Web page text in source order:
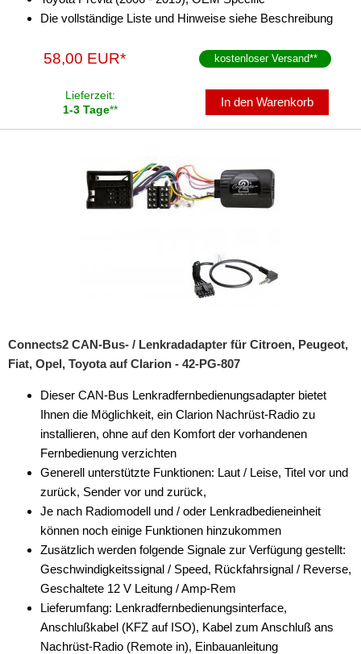
Die vollständige Liste und Hinweise siehe Beschreibung
58,00 EUR* kostenloser Versand**
Lieferzeit:
1-3 Tage**
In den Warenkorb
Connects2 CAN-Bus- / Lenkradadapter für Citroen, Peugeot,
Fiat, Opel, Toyota auf Clarion - 42-PG-807
Dieser CAN-Bus Lenkradfernbedienungsadapter bietet
Ihnen die Möglichkeit, ein Clarion Nachrüst-Radio zu
installieren, ohne auf den Komfort der vorhandenen
Fernbedienung verzichten
Generell unterstützte Funktionen: Laut / Leise, Titel vor und
zurück, Sender vor und zurück,
Je nach Radiomodell und / oder Lenkradbedieneinheit
können noch einige Funktionen hinzukommen
Zusätzlich werden folgende Signale zur Verfügung gestellt:
Geschwindigkeitssignal / Speed, Rückfahrsignal / Reverse,
Geschaltete 12 V Leitung / Amp-Rem
Lieferumfang: Lenkradfernbedienungsinterface,
Anschlußkabel (KFZ auf ISO), Kabel zum Anschluß ans
Nachrüst-Radio (Remote in), Einbauanleitung